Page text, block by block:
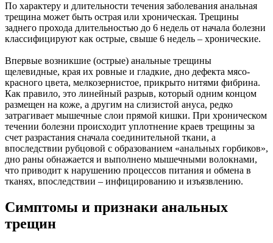
По характеру и длительности течения заболевания анальная
трещина может быть острая или хроническая. Трещины
заднего прохода длительностью до 6 недель от начала болезни
классифицируют как острые, свыше 6 недель – хронические.
Впервые возникшие (острые) анальные трещины
щелевидные, края их ровные и гладкие, дно дефекта мясо-
красного цвета, мелкозернистое, прикрыто нитями фибрина.
Как правило, это линейный разрыв, который одним концом
размещен на коже, а другим на слизистой ануса, редко
затрагивает мышечные слои прямой кишки. При хроническом
течении болезни происходит уплотнение краев трещины за
счет разрастания сначала соединительной ткани, а
впоследствии рубцовой с образованием «анальных горбиков»,
дно раны обнажается и выполнено мышечными волокнами,
что приводит к нарушению процессов питания и обмена в
тканях, впоследствии – инфицированию и изъязвлению.
Симптомы и признаки анальных
трещин